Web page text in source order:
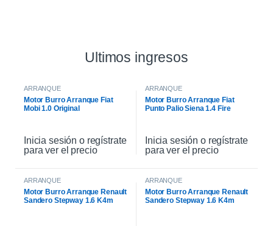
Ultimos ingresos
ARRANQUE
Motor Burro Arranque Fiat
Mobi 1.0 Original
Inicia sesión o regístrate
para ver el precio
ARRANQUE
Motor Burro Arranque Fiat
Punto Palio Siena 1.4 Fire
Inicia sesión o regístrate
para ver el precio
ARRANQUE
Motor Burro Arranque Renault
Sandero Stepway 1.6 K4m
ARRANQUE
Motor Burro Arranque Renault
Sandero Stepway 1.6 K4m